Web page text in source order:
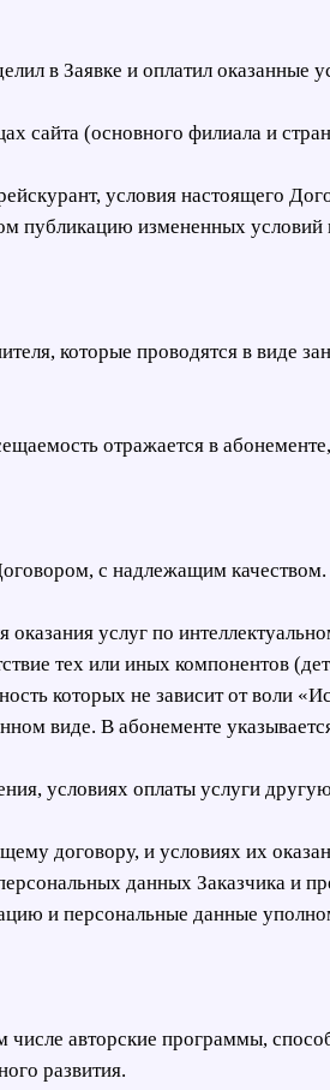
в Заявке и оплатил оказанные
сайта (основного филиала и
условия настоящего
публикацию измененных условий
которые проводятся в виде
отражается в
с надлежащим качеством.
услуг по
тех или иных компонентов
которых не зависит от воли
виде. В абонементе
условиях оплаты услуги
договору, и условиях их
данных Заказчика и
и персональные данные
числе авторские программы,
развития.